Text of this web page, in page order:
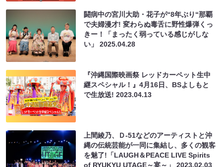
闘病中の宮川大助・花子が“8年ぶり“那覇
で夫婦漫才! 変わらぬ毒舌に野性爆弾くっ
きー！「まったく弱っている感じがしな
い」2025.04.28
『沖縄国際映画祭 レッドカーペット生中
継スペシャル！』4月16日、BSよしもと
で生放送!2023.04.13
上間綾乃、Ｄ-51などのアーティストと沖
縄の伝統芸能が一同に集結し、多くの観客
を魅了!「LAUGH＆PEACE LIVE Spirits
of RYUKYU UTAGE～宴～」2023.02.03